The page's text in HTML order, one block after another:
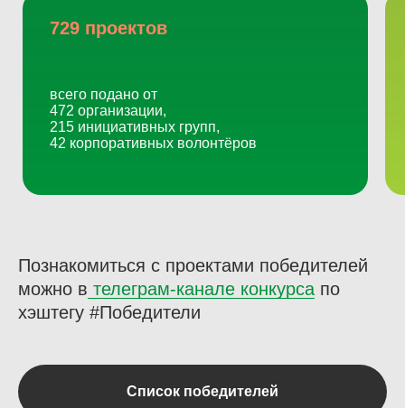
729 проектов
всего подано от
472 организации,
215 инициативных групп,
42 корпоративных волонтёров
Познакомиться с проектами победителей
можно в телеграм-канале конкурса по
хэштегу #Победители
Список победителей